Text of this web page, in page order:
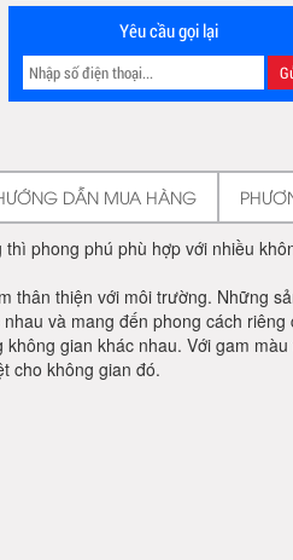
Yêu cầu gọi lại
DẪN MUA HÀNG
phong phú phù hợp với nhiều
thân thiện với môi trường. Những
và mang đến phong cách riêng
gian khác nhau. Với gam
cho không gian đó.